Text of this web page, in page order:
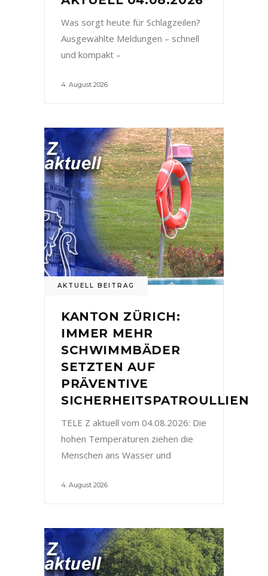
Was sorgt heute für Schlagzeilen?
Ausgewählte Meldungen – schnell
und kompakt –
4. August 2026
AKTUELL BEITRAG
KANTON ZÜRICH:
IMMER MEHR
SCHWIMMBÄDER
SETZTEN AUF
PRÄVENTIVE
SICHERHEITSPATROULLIEN
TELE Z aktuell vom 04.08.2026: Die
hohen Temperaturen ziehen die
Menschen ans Wasser und
4. August 2026